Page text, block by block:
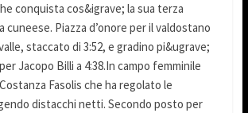
conquista cos&igrave; la sua terza
cuneese. Piazza d’onore per il valdostano
staccato di 3:52, e gradino pi&ugrave;
Jacopo Billi a 4:38.In campo femminile
Fasolis che ha regolato le
distacchi netti. Secondo posto per